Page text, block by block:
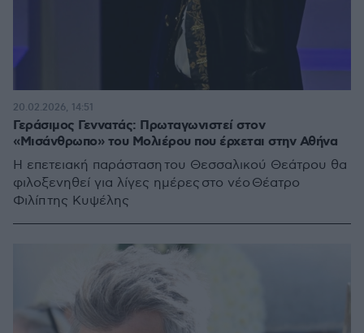
Γεράσιμος Γεννατάς: Πρωταγωνιστεί στον
«Μισάνθρωπο» του Μολιέρου που έρχεται στην Αθήνα
Η επετειακή παράσταση του Θεσσαλικού Θεάτρου θα
φιλοξενηθεί για λίγες ημέρες στο νέο Θέατρο
Φιλίπ της Κυψέλης
20.02.2026, 14:51